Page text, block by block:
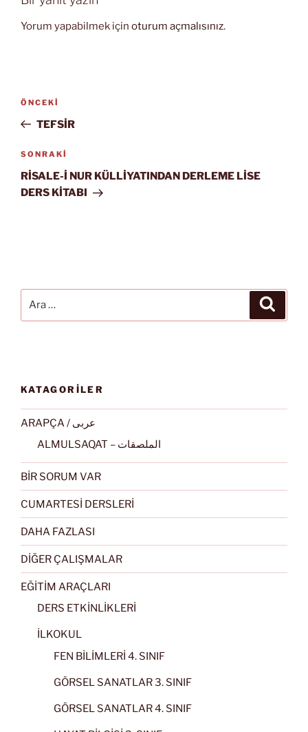
Yorum yapabilmek için oturum açmalısınız.
Yazı
gezinmesi
Önceki
Yazı
ÖNCEKI
TEFSİR
Sonraki
Yazı
SONRAKI
RİSALE-İ NUR KÜLLİYATINDAN DERLEME LİSE
DERS KİTABI
KATAGORİLER
ARAPÇA / عربى
ALMULSAQAT – الملصقات
BİR SORUM VAR
CUMARTESİ DERSLERİ
DAHA FAZLASI
DİĞER ÇALIŞMALAR
EĞİTİM ARAÇLARI
DERS ETKİNLİKLERİ
İLKOKUL
FEN BİLİMLERİ 4. SINIF
GÖRSEL SANATLAR 3. SINIF
GÖRSEL SANATLAR 4. SINIF